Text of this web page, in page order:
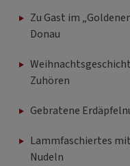
Zu Gast im
Donau
Zuhören
Gebratene
Lammfaschiertes
Nudeln